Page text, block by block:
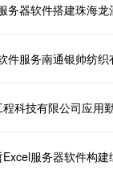
务器软件搭建珠海
件服务南通银帅纺
科技有限公司应用
服务器软件构